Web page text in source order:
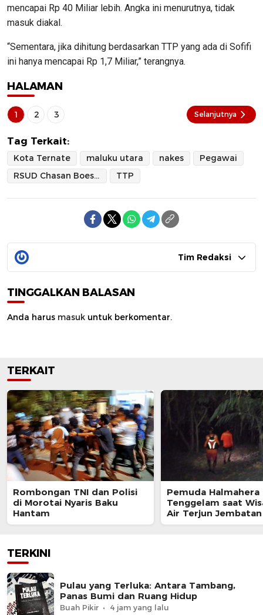
mencapai Rp 40 Miliar lebih. Angka ini menurutnya, tidak
masuk diakal.
“Sementara, jika dihitung berdasarkan TTP yang ada di Sofifi
ini hanya mencapai Rp 1,7 Miliar,” terangnya.
HALAMAN
1 2 3 Selanjutnya
Tag Terkait:
Kota Ternate maluku utara nakes
Pegawai
RSUD Chasan Boesoirie
TTP
Tim Redaksi
TINGGALKAN BALASAN
Anda harus masuk untuk berkomentar.
TERKAIT
Rombongan TNI dan Polisi
di Morotai Nyaris Baku
Hantam
Pemuda Halmahera
Tenggelam saat
Air Terjun
TERKINI
Pulau yang Terluka: Antara Tambang,
Panas Bumi dan Ruang Hidup
Buah Pikir 4 jam yang lalu